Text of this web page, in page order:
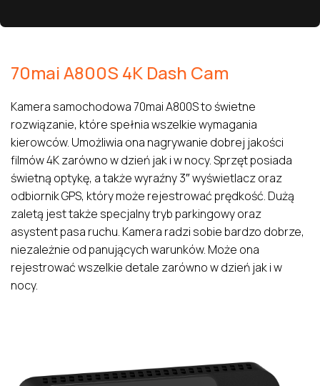
70mai A800S 4K Dash Cam
Kamera samochodowa 70mai A800S to świetne
rozwiązanie, które spełnia wszelkie wymagania
kierowców. Umożliwia ona nagrywanie dobrej jakości
filmów 4K zarówno w dzień jak i w nocy. Sprzęt posiada
świetną optykę, a także wyraźny 3″ wyświetlacz oraz
odbiornik GPS, który może rejestrować prędkość. Dużą
zaletą jest także specjalny tryb parkingowy oraz
asystent pasa ruchu. Kamera radzi sobie bardzo dobrze,
niezależnie od panujących warunków. Może ona
rejestrować wszelkie detale zarówno w dzień jak i w
nocy.